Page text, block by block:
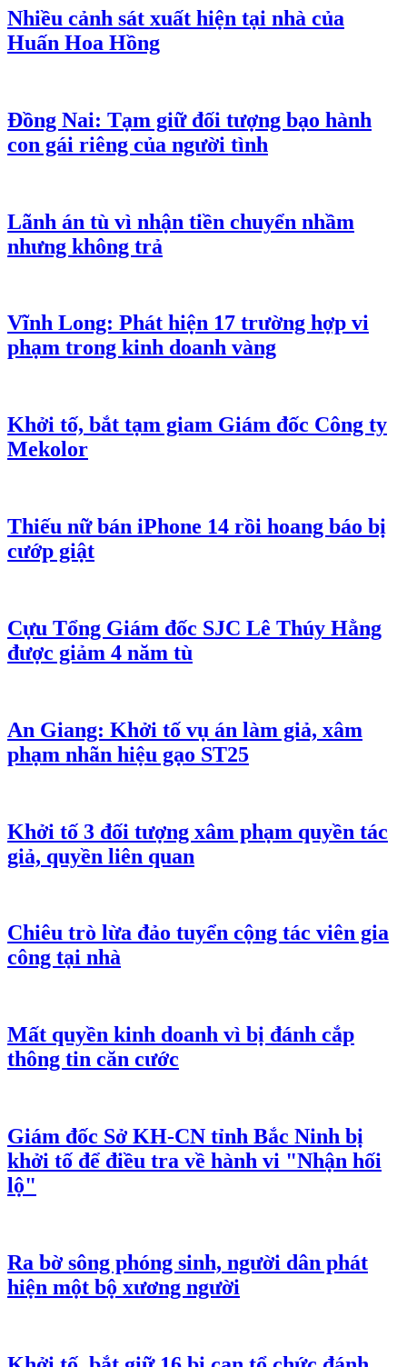
Nhiều cảnh sát xuất hiện tại nhà của
Huấn Hoa Hồng
Đồng Nai: Tạm giữ đối tượng bạo hành
con gái riêng của người tình
Lãnh án tù vì nhận tiền chuyển nhầm
nhưng không trả
Vĩnh Long: Phát hiện 17 trường hợp vi
phạm trong kinh doanh vàng
Khởi tố, bắt tạm giam Giám đốc Công ty
Mekolor
Thiếu nữ bán iPhone 14 rồi hoang báo bị
cướp giật
Cựu Tổng Giám đốc SJC Lê Thúy Hằng
được giảm 4 năm tù
An Giang: Khởi tố vụ án làm giả, xâm
phạm nhãn hiệu gạo ST25
Khởi tố 3 đối tượng xâm phạm quyền tác
giả, quyền liên quan
Chiêu trò lừa đảo tuyển cộng tác viên gia
công tại nhà
Mất quyền kinh doanh vì bị đánh cắp
thông tin căn cước
Giám đốc Sở KH-CN tỉnh Bắc Ninh bị
khởi tố để điều tra về hành vi "Nhận hối
lộ"
Ra bờ sông phóng sinh, người dân phát
hiện một bộ xương người